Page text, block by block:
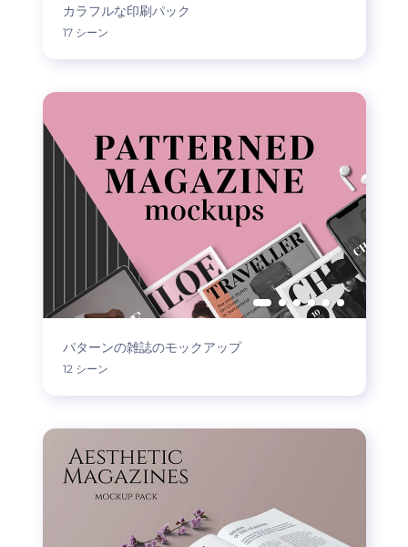
カラフルな印刷パック
17 シーン
パターンの雑誌のモックアップ
12 シーン